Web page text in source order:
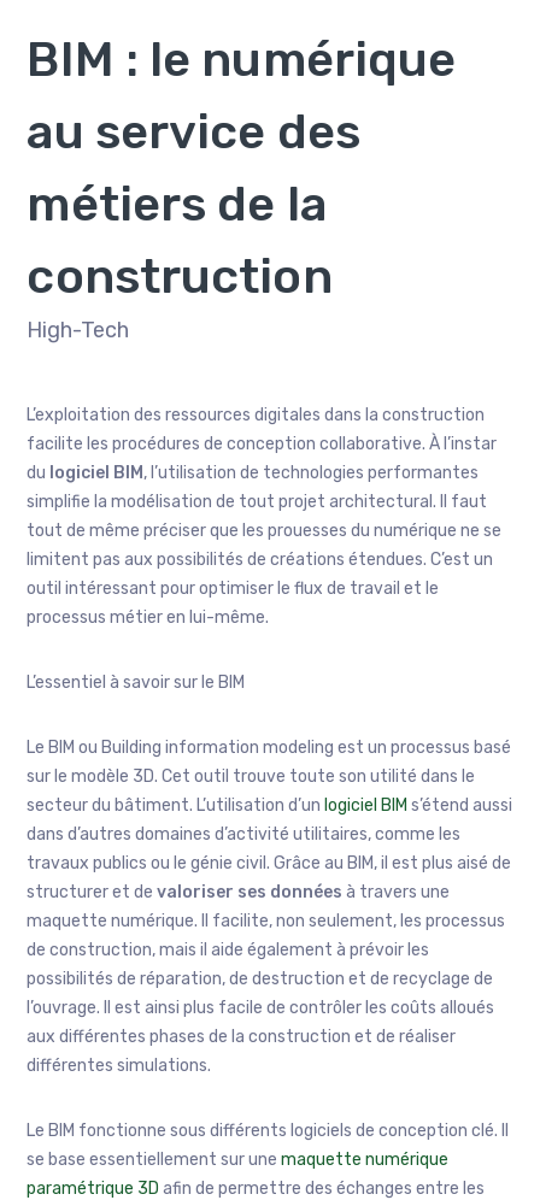
BIM : le numérique
au service des
métiers de la
construction
High-Tech
L’exploitation des ressources digitales dans la construction
facilite les procédures de conception collaborative. À l’instar
du logiciel BIM , l’utilisation de technologies performantes
simplifie la modélisation de tout projet architectural. Il faut
tout de même préciser que les prouesses du numérique ne se
limitent pas aux possibilités de créations étendues. C’est un
outil intéressant pour optimiser le flux de travail et le
processus métier en lui-même.
L’essentiel à savoir sur le BIM
Le BIM ou Building information modeling est un processus basé
sur le modèle 3D. Cet outil trouve toute son utilité dans le
secteur du bâtiment. L’utilisation d’un logiciel BIM s’étend aussi
dans d’autres domaines d’activité utilitaires, comme les
travaux publics ou le génie civil. Grâce au BIM, il est plus aisé de
structurer et devaloriser ses données à travers une
maquette numérique. Il facilite, non seulement, les processus
de construction, mais il aide également à prévoir les
possibilités de réparation, de destruction et de recyclage de
l’ouvrage. Il est ainsi plus facile de contrôler les coûts alloués
aux différentes phases de la construction et de réaliser
différentes simulations.
Le BIM fonctionne sous différents logiciels de conception clé. Il
se base essentiellement sur unemaquette numérique
paramétrique 3D afin de permettre des échanges entre les